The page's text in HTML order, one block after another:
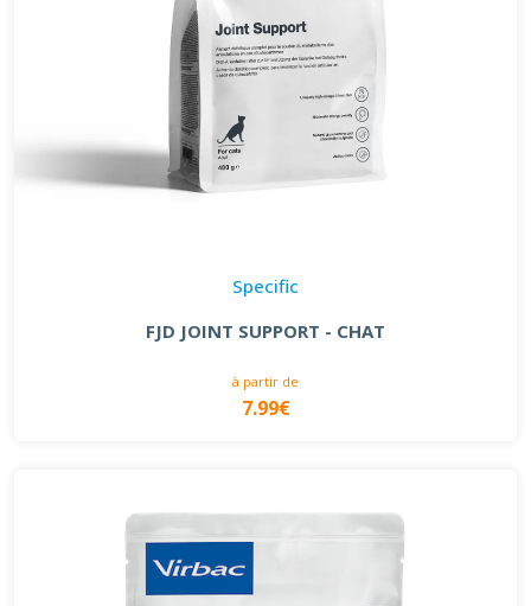
Specific
FJD JOINT SUPPORT - CHAT
à partir de
7.99€